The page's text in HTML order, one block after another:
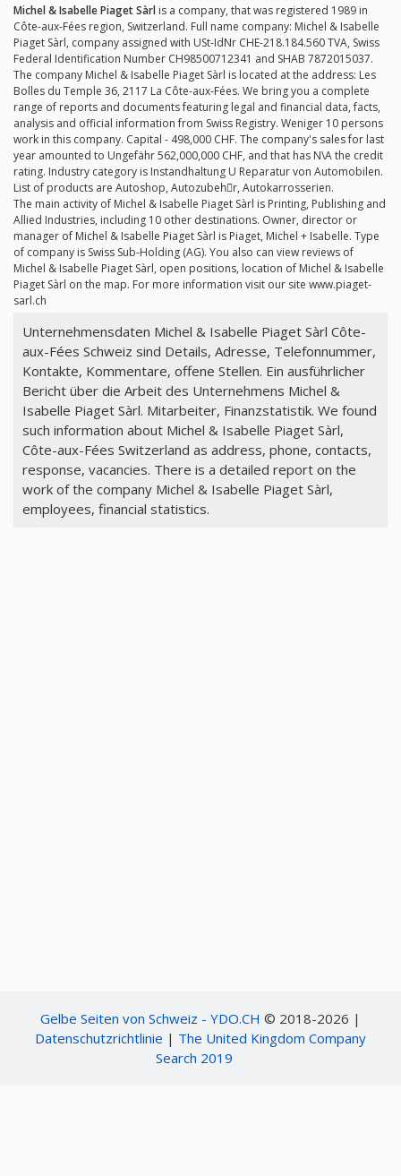
Michel & Isabelle Piaget Sàrl is a company, that was registered 1989 in
Côte-aux-Fées region, Switzerland. Full name company: Michel & Isabelle
Piaget Sàrl, company assigned with USt-IdNr CHE-218.184.560 TVA, Swiss
Federal Identification Number CH98500712341 and SHAB 7872015037.
The company Michel & Isabelle Piaget Sàrl is located at the address: Les
Bolles du Temple 36, 2117 La Côte-aux-Fées. We bring you a complete
range of reports and documents featuring legal and financial data, facts,
analysis and official information from Swiss Registry. Weniger 10 persons
work in this company. Capital - 498,000 CHF. The company's sales for last
year amounted to Ungefähr 562,000,000 CHF, and that has N\A the credit
rating. Industry category is Instandhaltung U Reparatur von Automobilen.
List of products are Autoshop, Autozubehِr, Autokarrosserien.
The main activity of Michel & Isabelle Piaget Sàrl is Printing, Publishing and
Allied Industries, including 10 other destinations. Owner, director or
manager of Michel & Isabelle Piaget Sàrl is Piaget, Michel + Isabelle. Type
of company is Swiss Sub-Holding (AG). You also can view reviews of
Michel & Isabelle Piaget Sàrl, open positions, location of Michel & Isabelle
Piaget Sàrl on the map. For more information visit our site www.piaget-
sarl.ch
Unternehmensdaten Michel & Isabelle Piaget Sàrl Côte-
aux-Fées Schweiz sind Details, Adresse, Telefonnummer,
Kontakte, Kommentare, offene Stellen. Ein ausführlicher
Bericht über die Arbeit des Unternehmens Michel &
Isabelle Piaget Sàrl. Mitarbeiter, Finanzstatistik. We found
such information about Michel & Isabelle Piaget Sàrl,
Côte-aux-Fées Switzerland as address, phone, contacts,
response, vacancies. There is a detailed report on the
work of the company Michel & Isabelle Piaget Sàrl,
employees, financial statistics.
Gelbe Seiten von Schweiz - YDO.CH © 2018-2026 |
Datenschutzrichtlinie | The United Kingdom Company
Search 2019